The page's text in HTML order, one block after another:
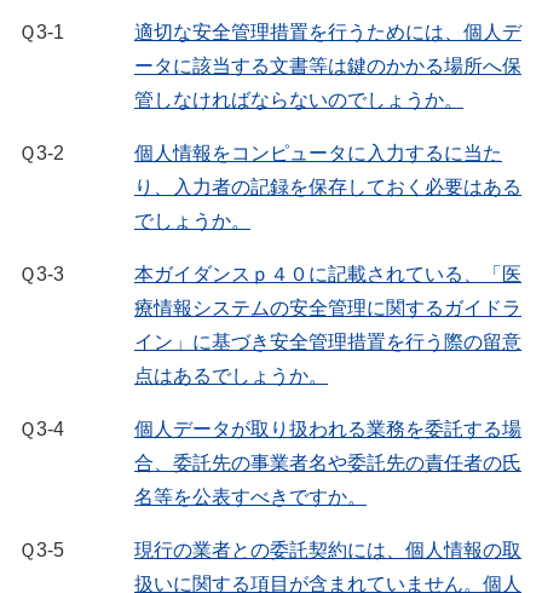
Ｑ3-1
適切な安全管理措置を行うためには、個人デ
ータに該当する文書等は鍵のかかる場所へ保
管しなければならないのでしょうか。
Ｑ3-2
個人情報をコンピュータに入力するに当た
り、入力者の記録を保存しておく必要はある
でしょうか。
Ｑ3-3
本ガイダンスｐ４０に記載されている、「医
療情報システムの安全管理に関するガイドラ
イン」に基づき安全管理措置を行う際の留意
点はあるでしょうか。
Ｑ3-4
個人データが取り扱われる業務を委託する場
合、委託先の事業者名や委託先の責任者の氏
名等を公表すべきですか。
Ｑ3-5
現行の業者との委託契約には、個人情報の取
扱いに関する項目が含まれていません。個人